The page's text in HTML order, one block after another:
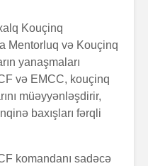
Kouçinq
Mentorluq və Kouçinq
yanaşmaları
və EMCC, kouçinq
müəyyənləşdirir,
baxışları fərqli
komandanı sadəcə